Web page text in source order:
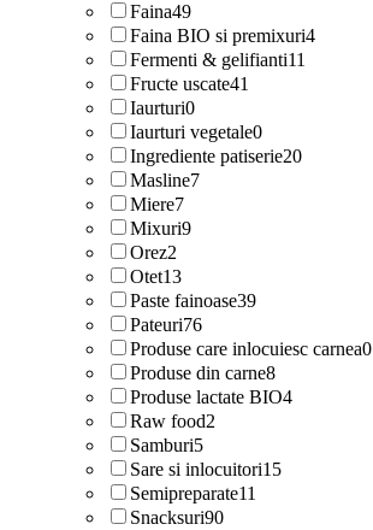
Faina49
Faina BIO si premixuri4
Fermenti & gelifianti11
Fructe uscate41
Iaurturi0
Iaurturi vegetale0
Ingrediente patiserie20
Masline7
Miere7
Mixuri9
Orez2
Otet13
Paste fainoase39
Pateuri76
Produse care inlocuiesc carnea0
Produse din carne8
Produse lactate BIO4
Raw food2
Samburi5
Sare si inlocuitori15
Semipreparate11
Snacksuri90